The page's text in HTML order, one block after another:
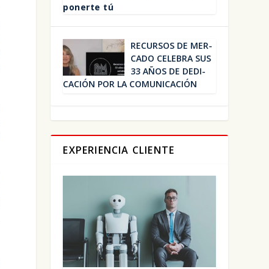
poner­te tú
RECUR­SOS DE MER­
CA­DO CELE­BRA SUS
33 AÑOS DE DEDI­
CA­CIÓN POR LA COMU­NI­CA­CIÓN
EXPERIENCIA CLIENTE